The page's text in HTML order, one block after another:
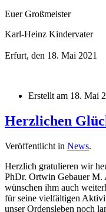
Euer Großmeister
Karl-Heinz Kindervater
Erfurt, den 18. Mai 2021
Erstellt am 18. Mai
Herzlichen
Veröffentlicht in News.
Herzlich gratulieren wir
PhDr. Ortwin Gebauer M.
wünschen ihm auch
für seine vielfältigen
unser Ordensleben noch